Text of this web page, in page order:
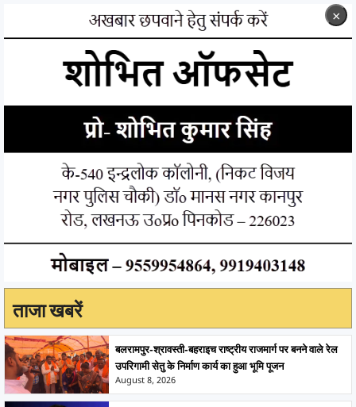
×
ताजा खबरें
बलरामपुर-श्रावस्ती-बहराइच राष्ट्रीय राजमार्ग पर बनने वाले रेल
उपरिगामी सेतु के निर्माण कार्य का हुआ भूमि पूजन
August 8, 2026